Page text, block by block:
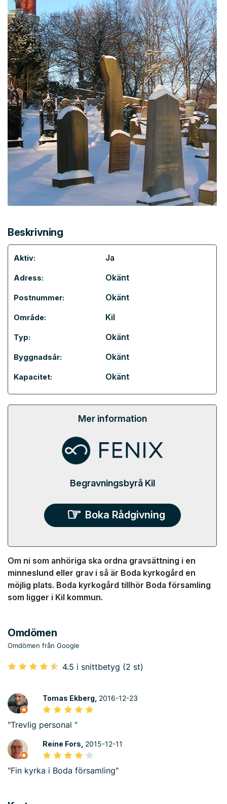
Beskrivning
Aktiv: Ja
Adress: Okänt
Postnummer: Okänt
Område: Kil
Typ: Okänt
Byggnadsår: Okänt
Kapacitet: Okänt
Mer information
Begravningsbyrå Kil
Boka Rådgivning
Om ni som anhöriga ska ordna gravsättning i en
minneslund eller grav i så är Boda kyrkogård en
möjlig plats. Boda kyrkogård tillhör Boda församling
som ligger i Kil kommun.
Omdömen
Omdömen från Google
4.5 i snittbetyg (2 st)
Tomas Ekberg, 2016-12-23
"Trevlig personal "
Reine Fors, 2015-12-11
"Fin kyrka i Boda församling"